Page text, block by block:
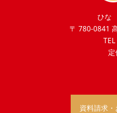
ひな
〒 780-0841
定
資料請求